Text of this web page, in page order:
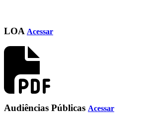
LOA Acessar
Audiências Públicas Acessar